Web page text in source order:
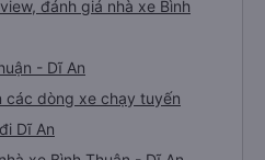
đánh giá nhà xe Bình
- Dĩ An
các dòng xe chạy tuyến
Dĩ An